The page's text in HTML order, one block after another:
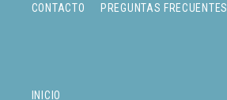
INICIO
CONTACTO PREGUNTAS FRECUENTES